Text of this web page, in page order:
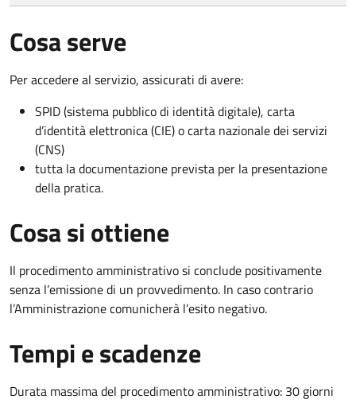
Cosa serve
Per accedere al servizio, assicurati di avere:
SPID (sistema pubblico di identità digitale), carta
d’identità elettronica (CIE) o carta nazionale dei servizi
(CNS)
tutta la documentazione prevista per la presentazione
della pratica.
Cosa si ottiene
Il procedimento amministrativo si conclude positivamente
senza l’emissione di un provvedimento. In caso contrario
l’Amministrazione comunicherà l’esito negativo.
Tempi e scadenze
Durata massima del procedimento amministrativo: 30 giorni